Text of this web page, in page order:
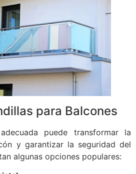
para Balcones
puede transformar la
y garantizar la seguridad del
algunas opciones populares: